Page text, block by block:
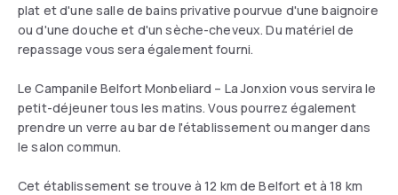
plat et d'une salle de bains privative pourvue d'une baignoire
ou d'une douche et d'un sèche-cheveux. Du matériel de
repassage vous sera également fourni.
Le Campanile Belfort Monbeliard – La Jonxion vous servira le
petit-déjeuner tous les matins. Vous pourrez également
prendre un verre au bar de l'établissement ou manger dans
le salon commun.
Cet établissement se trouve à 12 km de Belfort et à 18 km